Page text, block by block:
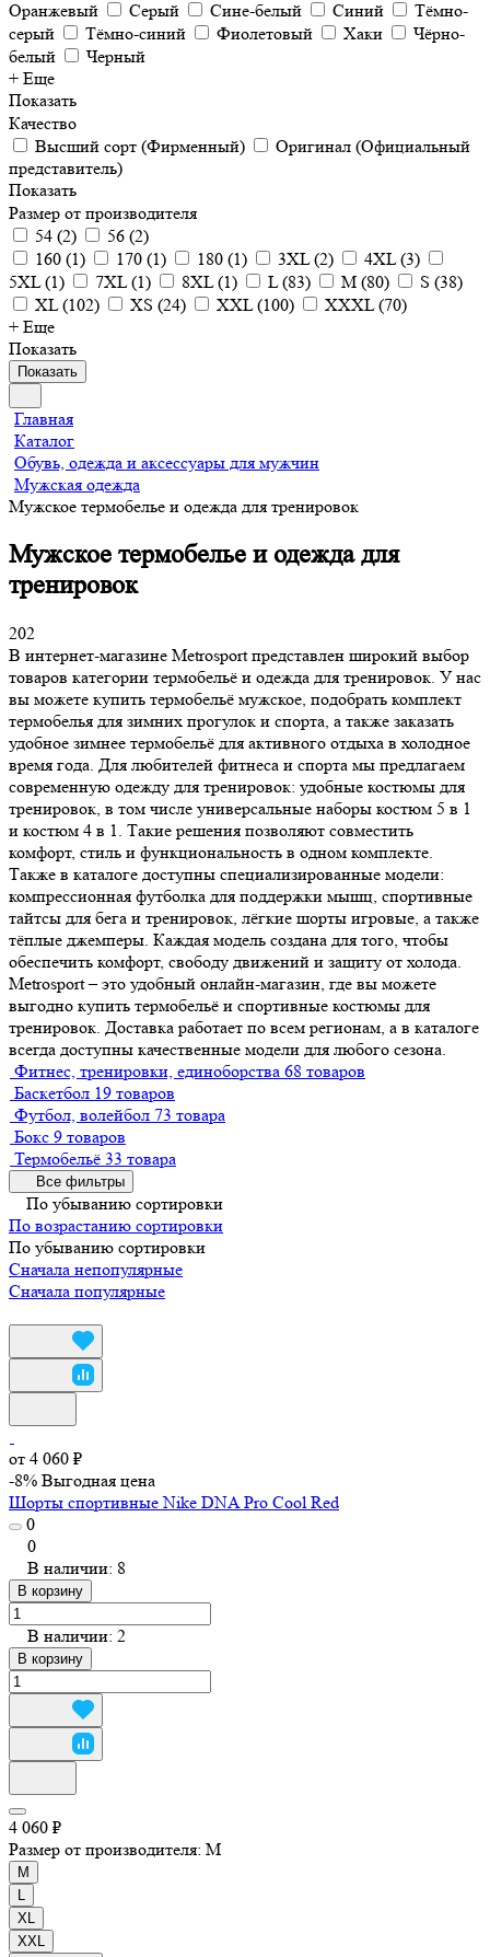
Оранжевый Серый Сине-белый Синий
Тёмно-
серый
Тёмно-синий Фиолетовый Хаки
Чёрно-
белый
Черный
+ Еще
Показать
Качество
Высший сорт (Фирменный)
Оригинал (Официальный
представитель)
Показать
Размер от производителя
54 (2) 56 (2)
160 (1) 170 (1) 180 (1) 3XL(2) 4XL(3)
5XL(1) 7XL(1) 8XL(1) L(83) M (80) S (38)
XL(102) XS (24) XXL(100) XXXL(70)
+ Еще
Показать
Показать
Главная
Каталог
Обувь, одежда и аксессуары для мужчин
Мужская одежда
Мужское термобелье и одежда для тренировок
Мужское термобелье и одежда для
тренировок
202
В интернет-магазине Metrosport представлен широкий выбор
товаров категории термобельё и одежда для тренировок. У нас
вы можете купить термобельё мужское, подобрать комплект
термобелья для зимних прогулок и спорта, а также заказать
удобное зимнее термобельё для активного отдыха в холодное
время года. Для любителей фитнеса и спорта мы предлагаем
современную одежду для тренировок: удобные костюмы для
тренировок, в том числе универсальные наборы костюм 5 в 1
и костюм 4 в 1. Такие решения позволяют совместить
комфорт, стиль и функциональность в одном комплекте.
Также в каталоге доступны специализированные модели:
компрессионная футболка для поддержки мышц, спортивные
тайтсы для бега и тренировок, лёгкие шорты игровые, а также
тёплые джемперы. Каждая модель создана для того, чтобы
обеспечить комфорт, свободу движений и защиту от холода.
Metrosport – это удобный онлайн-магазин, где вы можете
выгодно купить термобельё и спортивные костюмы для
тренировок. Доставка работает по всем регионам, а в каталоге
всегда доступны качественные модели для любого сезона.
Фитнес, тренировки, единоборства 68 товаров
Баскетбол 19 товаров
Футбол, волейбол 73 товара
Бокс 9 товаров
Термобельё 33 товара
Все фильтры
По убыванию сортировки
По возрастанию сортировки
По убыванию сортировки
Сначала непопулярные
Сначала популярные
от 4 060 ₽
-8% Выгодная цена
Шорты спортивные Nike DNA Pro Cool Red
0
0
В наличии: 8
В корзину
В наличии: 2
В корзину
4 060 ₽
Размер от производителя: M
M
XL
XXL